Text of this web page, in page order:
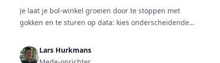
Je laat je bol-winkel groeien door te stoppen met
gokken en te sturen op data: kies onderscheidende
verpakking in plaats van een logo op een
standaarddoos, en behandel je listing als je
Lars Hurkmans